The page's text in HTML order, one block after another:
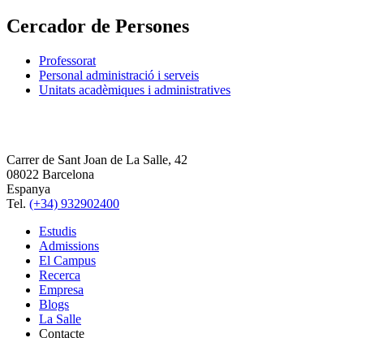
Cercador de Persones
Professorat
Personal administració i serveis
Unitats acadèmiques i administratives
Carrer de Sant Joan de La Salle, 42
08022 Barcelona
Espanya
Tel. (+34) 932902400
Estudis
Admissions
El Campus
Recerca
Empresa
Blogs
La Salle
Contacte